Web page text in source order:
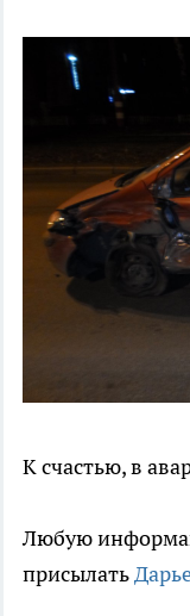
К счастью, в
Любую
присылать